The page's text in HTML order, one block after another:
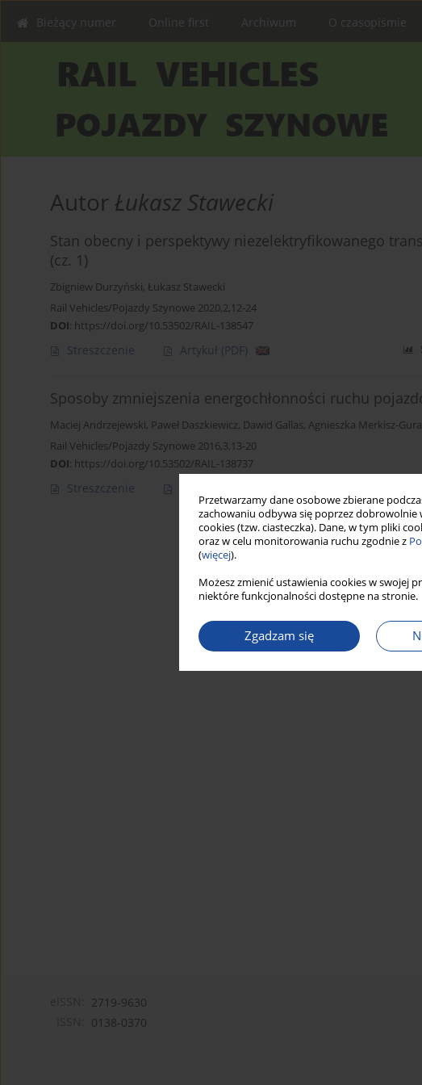
Przetwarzamy dane osobowe zbierane
zachowaniu odbywa się poprzez
cookies (tzw. ciasteczka). Dane, w tym pliki
oraz w celu monitorowania ruchu zgodnie z
(więcej).
Możesz zmienić ustawienia cookies w swojej
niektóre funkcjonalności dostępne na stronie.
Zgadzam się
Bieżący numer Online first Archiwum O czasopiśmie
Autor Łukasz Stawecki
Stan obecny i perspektywy niezelektryfikowanego
(cz. 1)
Zbigniew Durzyński, Łukasz Stawecki
Rail Vehicles/Pojazdy Szynowe 2020,2,12-24
DOI: https://doi.org/10.53502/RAIL-138547
Streszczenie Artykuł (PDF)
Sposoby zmniejszenia energochłonności ruchu
Maciej Andrzejewski, Paweł Daszkiewicz, Dawid Gallas, Agnieszka Merkisz-
Rail Vehicles/Pojazdy Szynowe 2016,3,13-20
DOI: https://doi.org/10.53502/RAIL-138737
Streszczenie
2719-9630
0138-0370